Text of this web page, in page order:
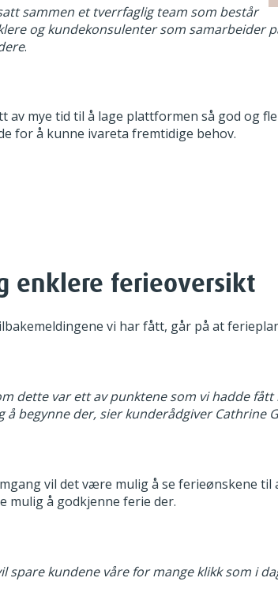
sammen et tverrfaglig team som består
og kundekonsulenter som samarbeider
.
av mye tid til å lage plattformen så god og
for å kunne ivareta fremtidige behov.
enklere ferieoversikt
vi har fått, går på at
dette var ett av punktene som vi hadde
å begynne der, sier kunderådgiver Cathrine
vil det være mulig å se ferieønskene til
mulig å godkjenne ferie der.
spare kundene våre for mange klikk som i